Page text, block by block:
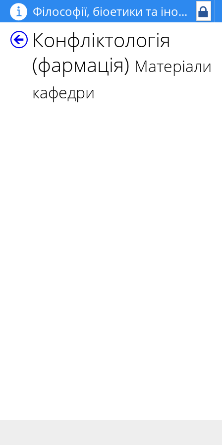
Філософії, біоетики та іноземних мов
Конфліктологія
(фармація) Матеріали
кафедри